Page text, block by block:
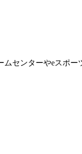
センターやeスポ